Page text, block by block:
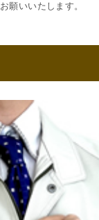
願いいたします。